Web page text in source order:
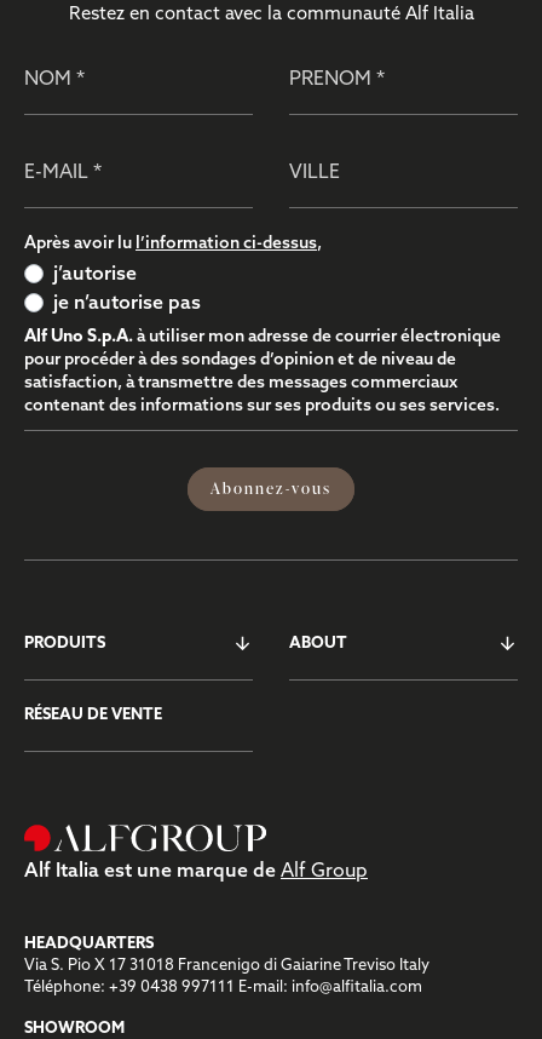
Restez en contact avec la communauté Alf Italia
Après avoir lu l’information ci-dessus,
j’autorise
je n’autorise pas
Alf Uno S.p.A. à utiliser mon adresse de courrier électronique
pour procéder à des sondages d’opinion et de niveau de
satisfaction, à transmettre des messages commerciaux
contenant des informations sur ses produits ou ses services.
Abonnez-vous
PRODUITS ABOUT
RÉSEAU DE VENTE
Alf Italia est une marque de Alf Group
HEADQUARTERS
Via S. Pio X 17 31018 Francenigo di Gaiarine Treviso Italy
Téléphone: +39 0438 997111 E-mail: info@alfitalia.com
SHOWROOM